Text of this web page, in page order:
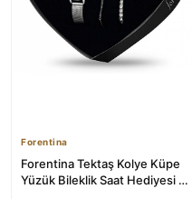
Forentina
Forentina Tektaş Kolye Küpe
Yüzük Bileklik Saat Hediyesi -